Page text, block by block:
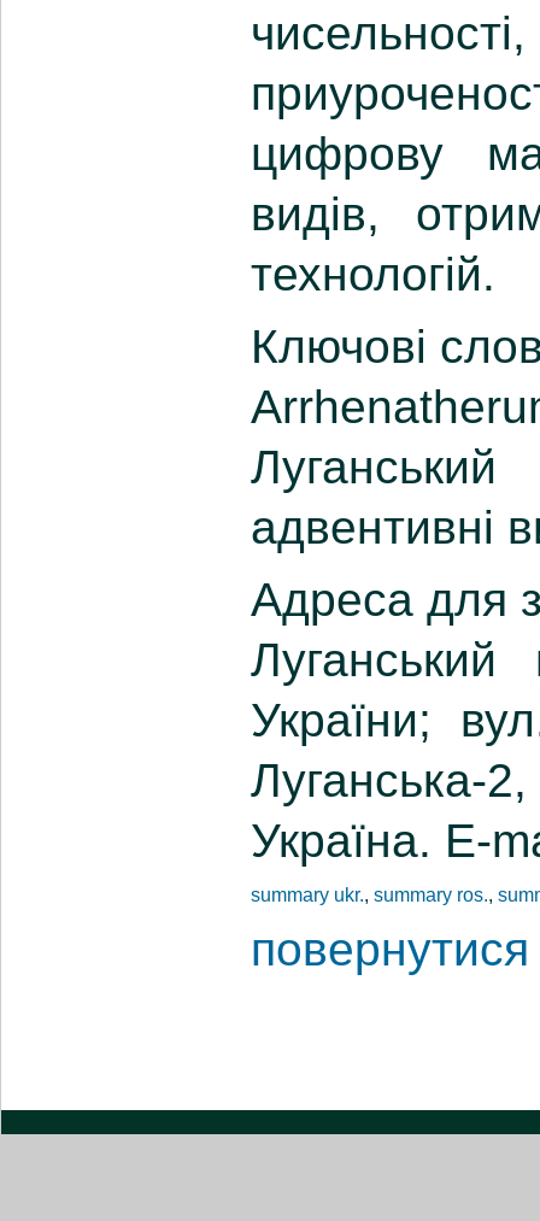
цифрову
видів,
технологій.
Ключові
адвентивні
Адреса для
України;
Україна. E-
summary ukr., summary ros.,
повернутися